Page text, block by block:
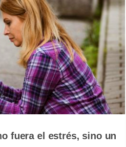
fuera el estrés, sino un